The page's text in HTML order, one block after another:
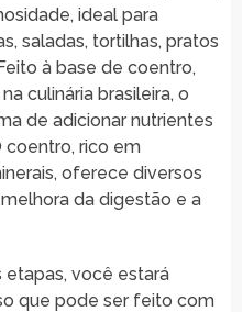
ideal para
saladas, tortilhas, pratos
à base de coentro,
culinária brasileira, o
de adicionar nutrientes
coentro, rico em
oferece diversos
da digestão e a
etapas, você estará
que pode ser feito com